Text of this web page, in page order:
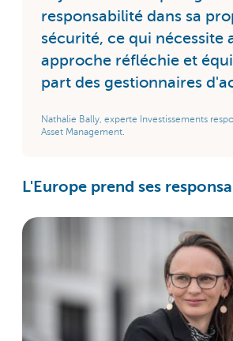
responsabilité dans sa
sécurité, ce qui nécessite
approche réfléchie et
part des gestionnaires
Nathalie Bally, experte Investissements
Asset Management.
L'Europe prend ses